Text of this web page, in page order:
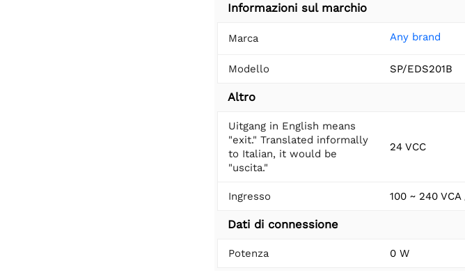
Informazioni sul marchio
Marca Any brand
Modello SP/EDS201B
Altro
Uitgang in English means
"exit." Translated informally
to Italian, it would be
"uscita."
24 VCC
Ingresso 100 ~ 240
Dati di connessione
Potenza 0 W